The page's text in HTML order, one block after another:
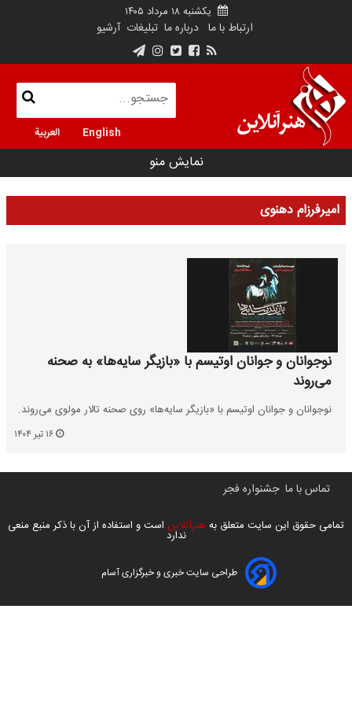
یکشنبه ۱۸ مرداد ۱۴۰۵
ارتباط با ما درباره ما تبلیغات آرشیو
English العربية
نمایش منو
امیرفرزام دهنوی
نوجوانان و جوانان اوتیسم با «بازیگر سایه‌ها» به صحنه
می‌روند
نوجوانان و جوانان اوتیسم با «بازیگر سایه‌ها» روی صحنه تالار مولوی می‌روند.
تماس با ما جشنواره فجر
تمامی حقوق این سایت متعلق به هنرآنلاین است و استفاده از آن با ذکر منبع منعی
ندارد
طراحی سایت خبری و خبرگزاری آسام